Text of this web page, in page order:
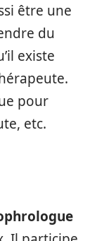
être une
du
existe
pour
etc.